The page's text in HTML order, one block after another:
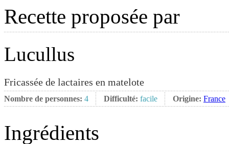
Recette proposée par
Lucullus
Fricassée de lactaires en matelote
Nombre de personnes: 4 Difficulté: facile Origine: France
Ingrédients